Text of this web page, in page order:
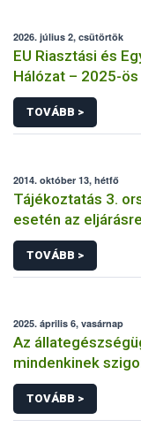
2026. július 2, csütörtök
EU Riasztási és
Hálózat – 2025-
TOVÁBB >
2014. október 13, hétfő
Tájékoztatás 3.
esetén az
110/2003.(X.21)
1999/105/EK
TOVÁBB >
2025. április 6, vasárnap
Az
mindenkinek
tartania
TOVÁBB >